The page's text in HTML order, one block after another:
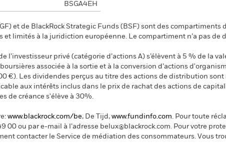
BSGA4EH
et de BlackRock Strategic Funds (BSF) sont des compartiments
et limités à la juridiction européenne. Le compartiment n’a pas de
l’investisseur privé (catégorie d’actions A) s’élèvent à 5 % de la
associée à la sortie et à la conversion d’actions
€). Les dividendes perçus au titre des actions de distribution
aux intérêts inclus dans le prix de rachat des actions de
de créance s'élève à 30%.
www.blackrock.com/be, De Tijd, www.fundinfo.com. Pour toute
00 ou par e-mail à l’adresse belux@blackrock.com. Pour votre
contacter le Service de médiation des consommateurs. Vous